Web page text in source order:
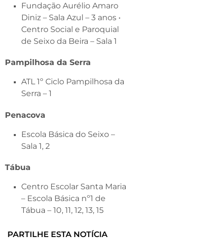
Fundação Aurélio Amaro
Diniz – Sala Azul – 3 anos •
Centro Social e Paroquial
de Seixo da Beira – Sala 1
Pampilhosa da Serra
ATL 1º Ciclo Pampilhosa da
Serra – 1
Penacova
Escola Básica do Seixo –
Sala 1, 2
Tábua
Centro Escolar Santa Maria
– Escola Básica nº1 de
Tábua – 10, 11, 12, 13, 15
PARTILHE ESTA NOTÍCIA